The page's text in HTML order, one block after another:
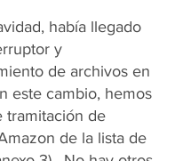
había llegado
y
de archivos en
este cambio, hemos
tramitación de
de la lista de